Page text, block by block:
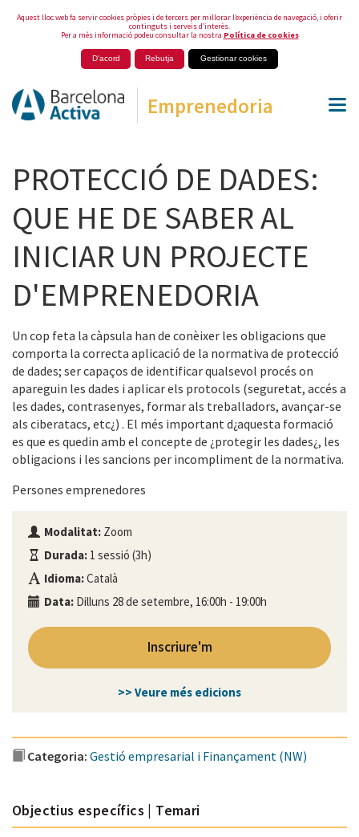
Aquest lloc web fa servir cookies pròpies i de tercers per millorar l’experiència de navegació, i oferir
continguts i serveis d’interès.
Per a més informació podeu consultar la nostra Política de cookies
D'acord Rebutja Gestionar cookies
Emprenedoria
PROTECCIÓ DE DADES:
QUE HE DE SABER AL
INICIAR UN PROJECTE
D'EMPRENEDORIA
Un cop feta la càpsula han de conèixer les obligacions que
comporta la correcta aplicació de la normativa de protecció
de dades; ser capaços de identificar qualsevol procés on
apareguin les dades i aplicar els protocols (seguretat, accés a
les dades, contrasenyes, formar als treballadors, avançar-se
als ciberatacs, etc¿) . El més important d¿aquesta formació
es que es quedin amb el concepte de ¿protegir les dades¿, les
obligacions i les sancions per incompliment de la normativa.
Persones emprenedores
Modalitat: Zoom
Durada: 1 sessió (3h)
Idioma:Català
Data: Dilluns 28 de setembre, 16:00h - 19:00h
Inscriure'm
>> Veure més edicions
Categoria: Gestió empresarial i Finançament (NW)
Objectius específics | Temari